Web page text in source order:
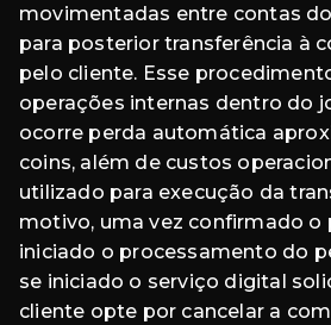
movimentadas entre contas
para posterior transferência à
pelo cliente. Esse
operações internas dentro do
ocorre perda automática
coins, além de custos
utilizado para execução da
motivo, uma vez confirmado o
iniciado o processamento do
se iniciado o serviço digital
cliente opte por cancelar a